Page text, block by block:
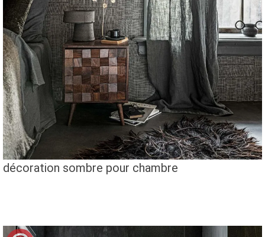
décoration sombre pour chambre